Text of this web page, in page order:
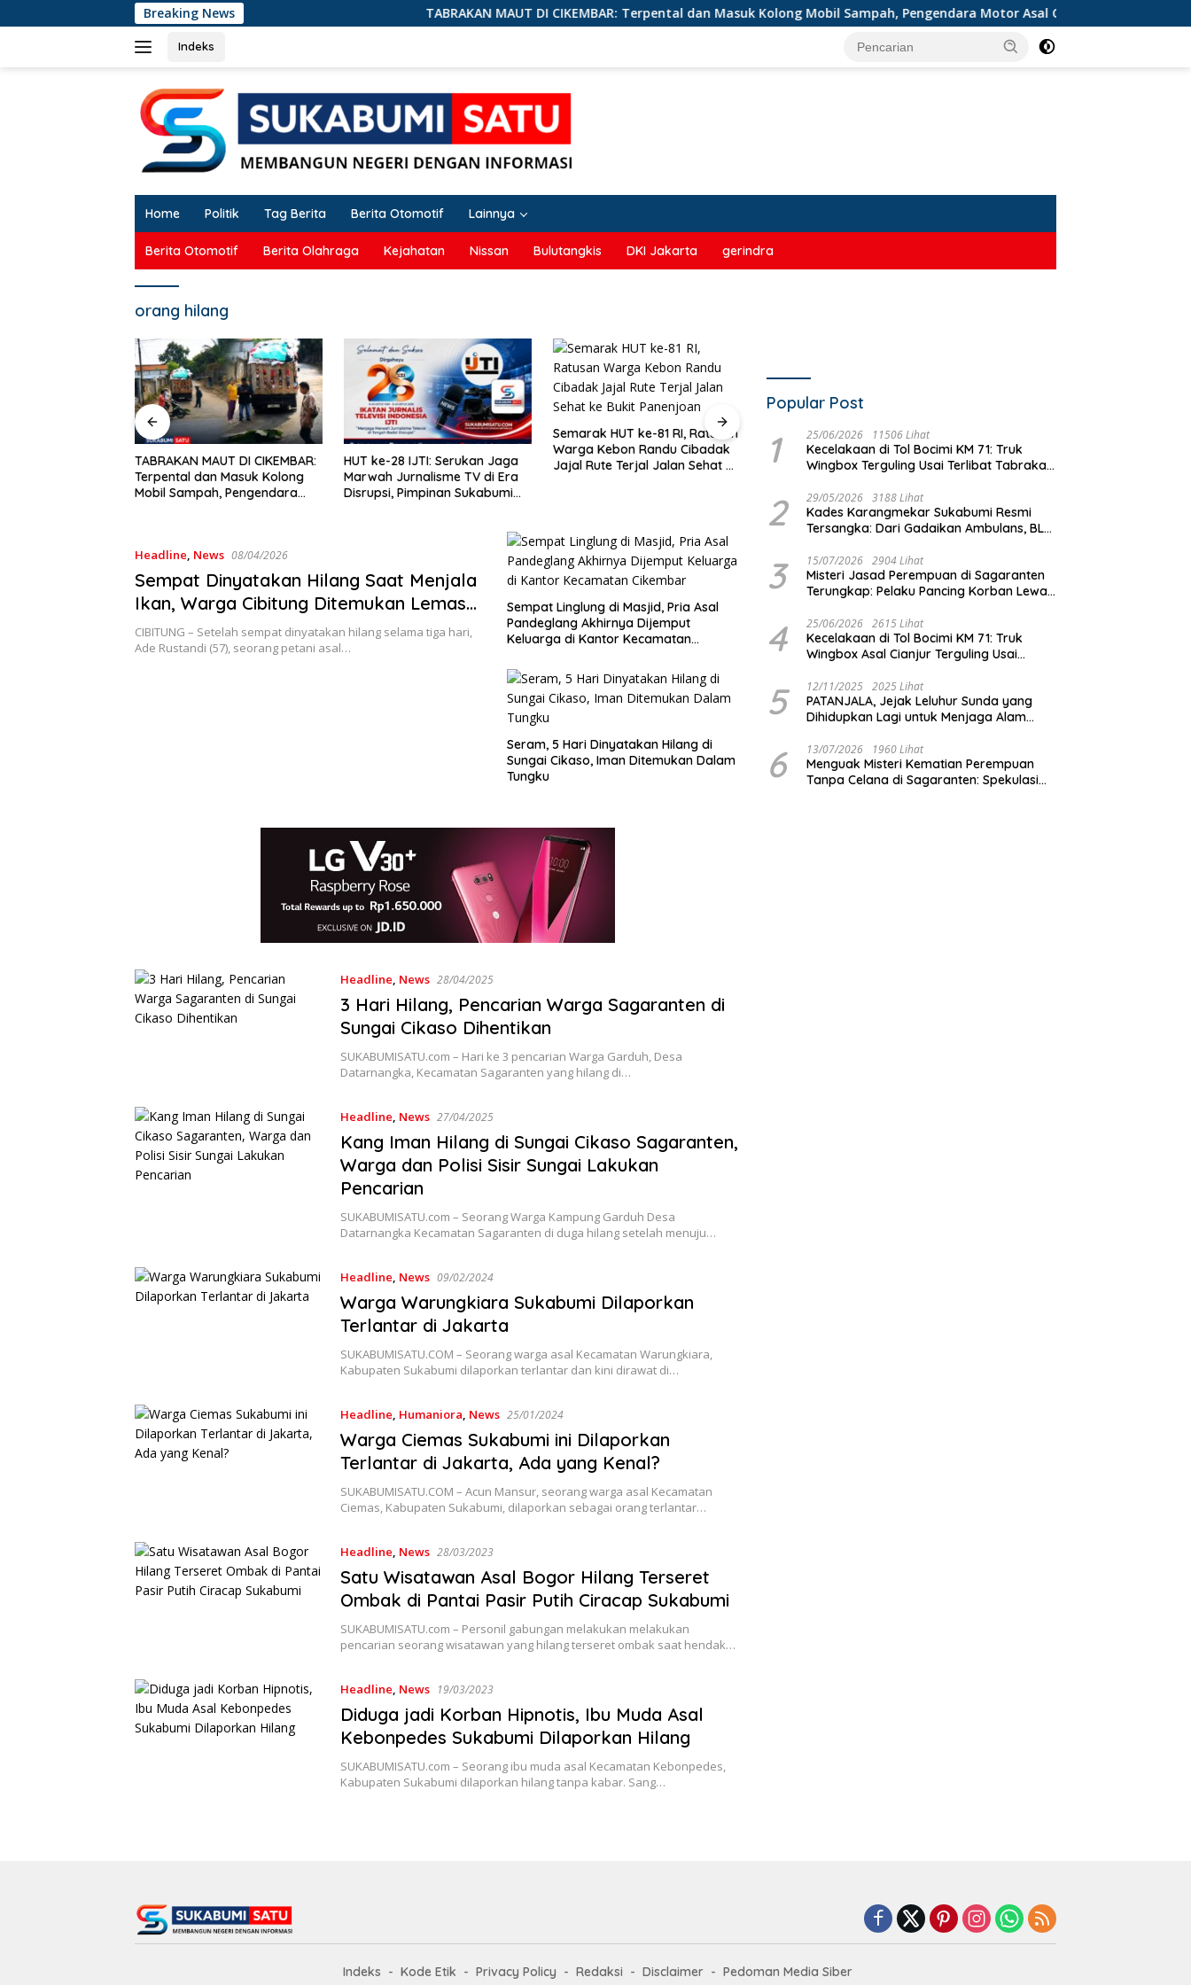
ke
Breaking News TABRAKAN MAUT DI CIKEMBAR: Terpental dan Masuk Kolong Mobil Sampah, Pengendara Motor Asal Cimanggu Tewas di Tempat
Indeks
Home Politik Tag Berita Berita Otomotif Lainnya
Berita Otomotif Berita Olahraga Kejahatan Nissan Bulutangkis DKI Jakarta gerindra
orang hilang
HUT ke-28 IJTI: Serukan Jaga
Marwah Jurnalisme TV di Era
Disrupsi, Pimpinan Sukabumi
Semarak HUT ke-81 RI, Ratusan
Warga Kebon Randu Cibadak
Jajal Rute Terjal Jalan Sehat ke
Bukit Panenjoan
Diduga Rem Blong, Truk Colt
Diesel Terperosok di Jalur
Tikungan Cikidang Sukabumi
Misteri Mayat Wanita Tanpa
Atasan di Sungai Cibatu
Cikembar, Tak Ada Luka di
Disalurkan ke Kampung Sikup
Headline News 08/04/2026
Sempat Dinyatakan Hilang Saat Menjala
Ikan, Warga Cibitung Ditemukan Lemas
di Leuwi Kopeng
CIBITUNG – Setelah sempat dinyatakan hilang selama tiga hari,
Ade Rustandi (57), seorang petani asal…
Sempat Linglung di Masjid, Pria Asal
Pandeglang Akhirnya Dijemput
Keluarga di Kantor Kecamatan
Seram, 5 Hari Dinyatakan Hilang di
Sungai Cikaso, Iman Ditemukan Dalam
Tungku
Headline News 28/04/2025
3 Hari Hilang, Pencarian Warga Sagaranten di
Sungai Cikaso Dihentikan
SUKABUMISATU.com – Hari ke 3 pencarian Warga Garduh, Desa
Datarnangka, Kecamatan Sagaranten yang hilang di…
Headline News 27/04/2025
Kang Iman Hilang di Sungai Cikaso Sagaranten,
Warga dan Polisi Sisir Sungai Lakukan
Pencarian
SUKABUMISATU.com – Seorang Warga Kampung Garduh Desa
Datarnangka Kecamatan Sagaranten di duga hilang setelah menuju…
Headline News 09/02/2024
Warga Warungkiara Sukabumi Dilaporkan
Terlantar di Jakarta
SUKABUMISATU.COM – Seorang warga asal Kecamatan Warungkiara,
Kabupaten Sukabumi dilaporkan terlantar dan kini dirawat di…
Headline Humaniora News 25/01/2024
Warga Ciemas Sukabumi ini Dilaporkan
Terlantar di Jakarta, Ada yang Kenal?
SUKABUMISATU.COM – Acun Mansur, seorang warga asal Kecamatan
Ciemas, Kabupaten Sukabumi, dilaporkan sebagai orang terlantar…
Headline News 28/03/2023
Satu Wisatawan Asal Bogor Hilang Terseret
Ombak di Pantai Pasir Putih Ciracap Sukabumi
SUKABUMISATU.com – Personil gabungan melakukan melakukan
pencarian seorang wisatawan yang hilang terseret ombak saat hendak…
Headline News 19/03/2023
Diduga jadi Korban Hipnotis, Ibu Muda Asal
Kebonpedes Sukabumi Dilaporkan Hilang
SUKABUMISATU.com – Seorang ibu muda asal Kecamatan Kebonpedes,
Kabupaten Sukabumi dilaporkan hilang tanpa kabar. Sang…
Popular Post
1 25/06/2026 11506 Lihat
Kecelakaan di Tol Bocimi KM 71: Truk
Wingbox Terguling Usai Terlibat Tabrakan
2 29/05/2026 3188 Lihat
Kades Karangmekar Sukabumi Resmi
Tersangka: Dari Gadaikan Ambulans, BLT
3 15/07/2026 2904 Lihat
Misteri Jasad Perempuan di Sagaranten
Terungkap: Pelaku Pancing Korban Lewat
4 25/06/2026 2615 Lihat
Kecelakaan di Tol Bocimi KM 71: Truk
Wingbox Asal Cianjur Terguling Usai
RS Sekarwangi
5 12/11/2025 2025 Lihat
PATANJALA, Jejak Leluhur Sunda yang
Dihidupkan Lagi untuk Menjaga Alam
6 13/07/2026 1960 Lihat
Menguak Misteri Kematian Perempuan
Tanpa Celana di Sagaranten: Spekulasi
Indeks Kode Etik Privacy Policy Redaksi Disclaimer Pedoman Media Siber